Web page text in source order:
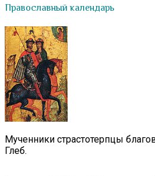
Православный календарь
Мученники страстотерпцы
Глеб.